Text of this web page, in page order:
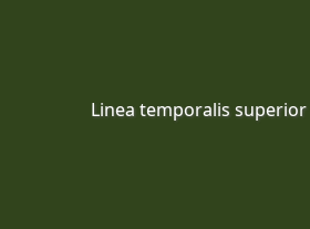
Linea temporalis superior